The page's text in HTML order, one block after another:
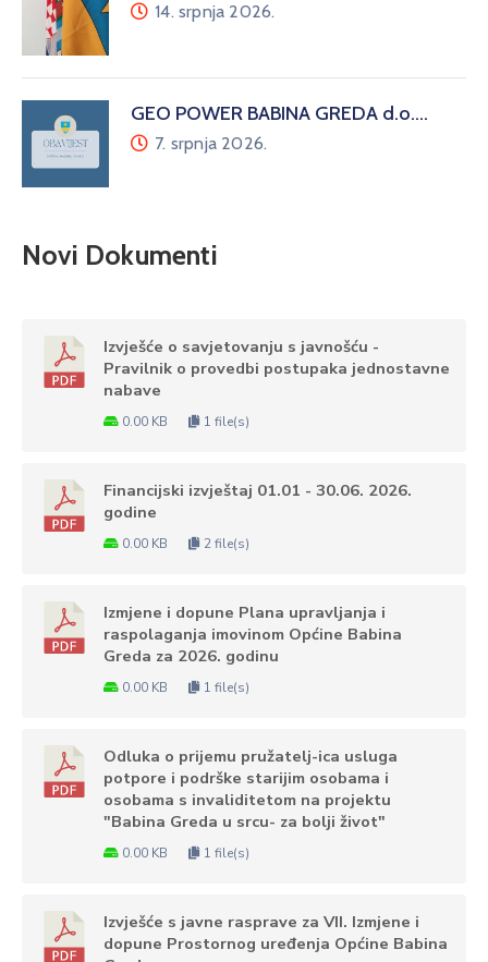
14. srpnja 2026.
GEO POWER BABINA GREDA d.o.…
7. srpnja 2026.
Novi Dokumenti
Izvješće o savjetovanju s javnošću -
Pravilnik o provedbi postupaka jednostavne
nabave
0.00 KB 1 file(s)
Financijski izvještaj 01.01 - 30.06. 2026.
godine
0.00 KB 2 file(s)
Izmjene i dopune Plana upravljanja i
raspolaganja imovinom Općine Babina
Greda za 2026. godinu
0.00 KB 1 file(s)
Odluka o prijemu pružatelj-ica usluga
potpore i podrške starijim osobama i
osobama s invaliditetom na projektu
"Babina Greda u srcu- za bolji život"
0.00 KB 1 file(s)
Izvješće s javne rasprave za VII. Izmjene i
dopune Prostornog uređenja Općine Babina